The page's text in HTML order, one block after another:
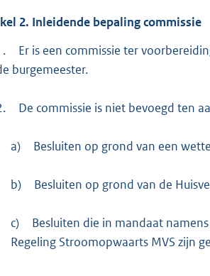
2. Inleidende bepaling commissie
Er is een commissie ter
burgemeester.
De commissie is niet bevoegd ten
a) Besluiten op grond van een
b) Besluiten op grond van de
c)
Besluiten die in mandaat
Regeling Stroomopwaarts MVS zijn